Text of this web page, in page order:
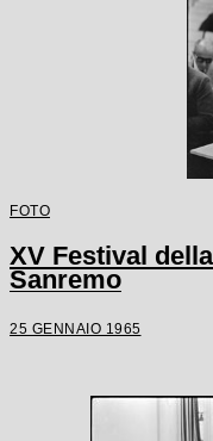
FOTO
XV Festival
Sanremo
25 GENNAIO 1965